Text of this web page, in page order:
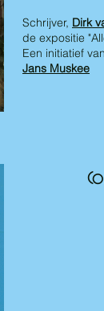
Schrijver, Dirk
de expositie
Een initiatief
Jans Muskee